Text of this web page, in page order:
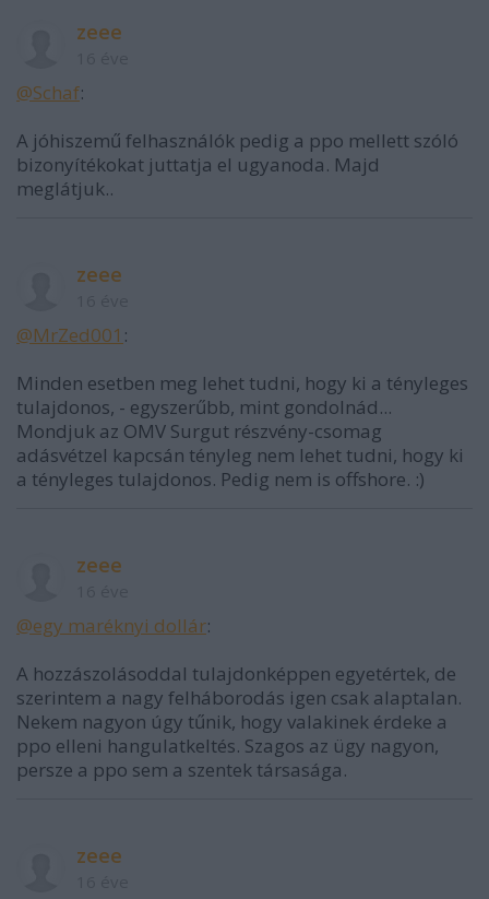
zeee
@Schaf:
A jóhiszemű felhasználók pedig a ppo mellett szóló
bizonyítékokat juttatja el ugyanoda. Majd
meglátjuk..
zeee
@MrZed001 :
Minden esetben meg lehet tudni, hogy ki a tényleges
tulajdonos, - egyszerűbb, mint gondolnád...
Mondjuk az OMV Surgut részvény-csomag
adásvétzel kapcsán tényleg nem lehet tudni, hogy ki
a tényleges tulajdonos. Pedig nem is offshore. :)
zeee
@egy maréknyi dollár:
A hozzászolásoddal tulajdonképpen egyetértek, de
szerintem a nagy felháborodás igen csak alaptalan.
Nekem nagyon úgy tűnik, hogy valakinek érdeke a
ppo elleni hangulatkeltés. Szagos az ügy nagyon,
persze a ppo sem a szentek társasága.
zeee